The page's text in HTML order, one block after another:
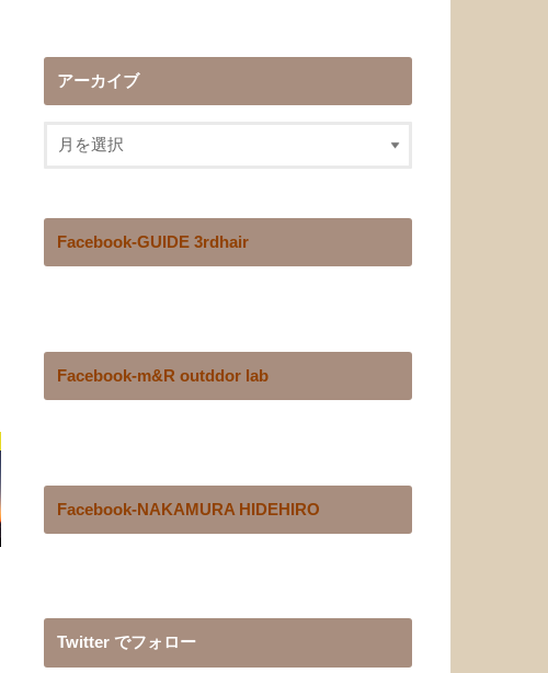
アーカイブ
Facebook-GUIDE 3rdhair
Facebook-m&R outddor lab
Facebook-NAKAMURA HIDEHIRO
Twitter でフォロー